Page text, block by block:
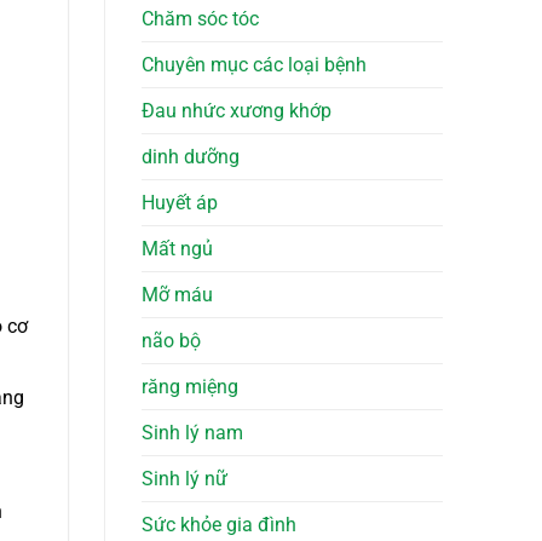
cơ
Chăm sóc tóc
Chuyên mục các loại bệnh
Đau nhức xương khớp
dinh dưỡng
Huyết áp
Mất ngủ
Mỡ máu
não bộ
răng miệng
Sinh lý nam
Sinh lý nữ
Sức khỏe gia đình